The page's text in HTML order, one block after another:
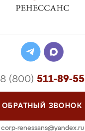
8 (800) 511-89-55
ОБРАТНЫЙ ЗВОНОК
corp-renessans@yandex.ru